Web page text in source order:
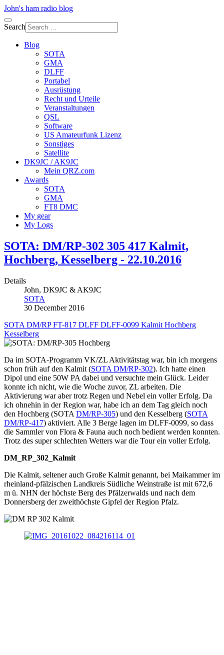
John's ham radio blog
Search
Blog
SOTA
GMA
DLFF
Portabel
Ausrüstung
Recht und Urteile
Veranstaltungen
QSL
Software
US Amateurfunk Lizenz
Sonstiges
Satellite
DK9JC / AK9JC
Mein QRZ.com
Awards
SOTA
GMA
FT8 DMC
My gear
My Logs
SOTA: DM/RP-302 305 417 Kalmit,
Hochberg, Kesselberg - 22.10.2016
Details
John, DK9JC & AK9JC
SOTA
30 December 2016
SOTA DM/RPFT-817 DLFF DLFF-0099 Kalmit Hochberg
Kesselberg
Da im SOTA-Programm VK/ZL Aktivitätstag war, bin ich morgens
schon früh auf den Kalmit (SOTA DM/RP-302). Ich hatte einen
Dipol und eine 50W PA dabei und versuchte mein Glück. Leider
konnte ich nicht, wie die Woche zuvor, ZL arbeiten. Die
Aktivierung war aber trotz Regen und Nebel ein voller Erfolg. Da
ich ohnehin in der Region war, habe ich an dem Tag gleich noch
den Hochberg (SOTA DM/RP-305) und den Kesselberg (SOTA
DM/RP-417) aktiviert. Alle 3 Berge lagen im DLFF-0099, so dass
die Sammler von Flora & Fauna auch noch bedient werden konnten.
Trotz des super schlechten Wetters war die Tour ein voller Erfolg.
DM_RP_302_Kalmit
Die Kalmit, seltener auch Große Kalmit genannt, bei Maikammer im
rheinland-pfälzischen Landkreis Südliche Weinstraße ist mit 672,6
m ü. NHN der höchste Berg des Pfälzerwalds und nach dem
Donnersberg der zweithöchste Gipfel der Region Pfalz.